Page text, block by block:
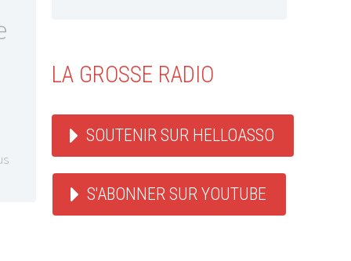
LA GROSSE RADIO
SOUTENIR SUR HELLOASSO
S'ABONNER SUR YOUTUBE